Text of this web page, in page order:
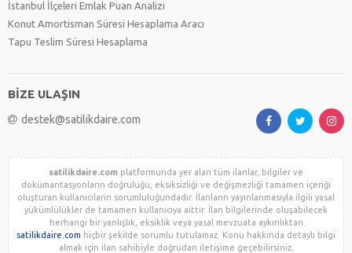
İstanbul İlçeleri Emlak Puan Analizi
Konut Amortisman Süresi Hesaplama Aracı
Tapu Teslim Süresi Hesaplama
BİZE ULAŞIN
destek@satilikdaire.com
satilikdaire.com platformunda yer alan tüm ilanlar, bilgiler ve
dokümantasyonların doğruluğu, eksiksizliği ve değişmezliği tamamen içeriği
oluşturan kullanıcıların sorumluluğundadır. İlanların yayınlanmasıyla ilgili yasal
yükümlülükler de tamamen kullanıcıya aittir. İlan bilgilerinde oluşabilecek
herhangi bir yanlışlık, eksiklik veya yasal mevzuata aykırılıktan
satilikdaire.com hiçbir şekilde sorumlu tutulamaz. Konu hakkında detaylı bilgi
almak için ilan sahibiyle doğrudan iletişime geçebilirsiniz.